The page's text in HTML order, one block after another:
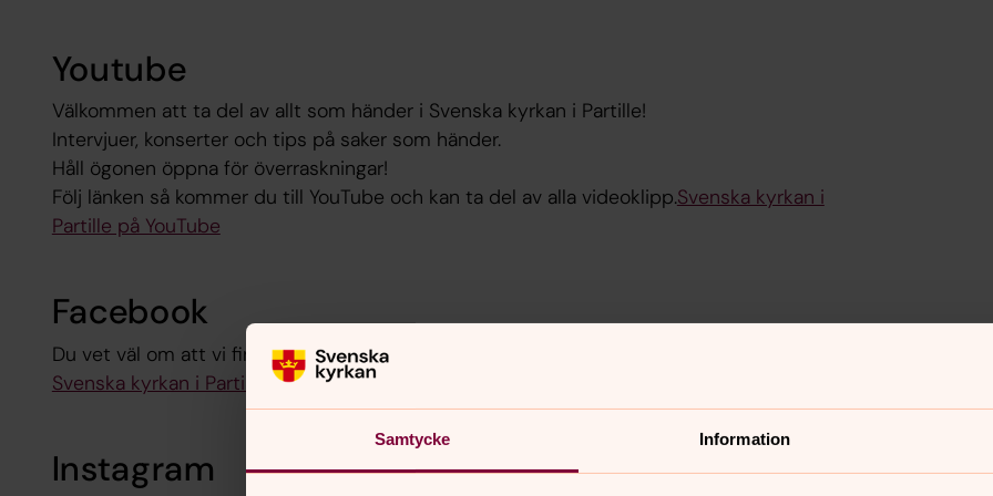
Samtycke Information
Youtube
Välkommen att ta del av allt som händer i Svenska kyrkan i Partille!
Intervjuer, konserter och tips på saker som händer.
Håll ögonen öppna för överraskningar!
Följ länken så kommer du till YouTube och kan ta del av alla videoklipp.Svenska kyrkan i
Partille på YouTube
Facebook
Du vet väl om att vi finns på Facebook också?
Svenska kyrkan i Partille på Facebook
Instagram